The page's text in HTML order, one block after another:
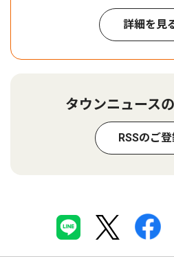
詳細を見
タウンニュース
RSSのご